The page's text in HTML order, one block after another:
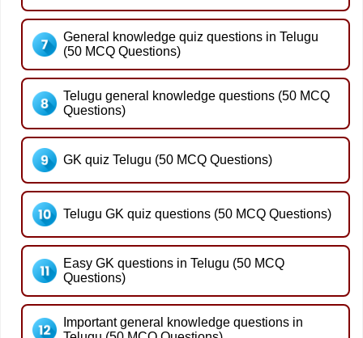
General knowledge quiz questions in Telugu
(50 MCQ Questions)
Telugu general knowledge questions (50 MCQ
Questions)
GK quiz Telugu (50 MCQ Questions)
Telugu GK quiz questions (50 MCQ Questions)
Easy GK questions in Telugu (50 MCQ
Questions)
Important general knowledge questions in